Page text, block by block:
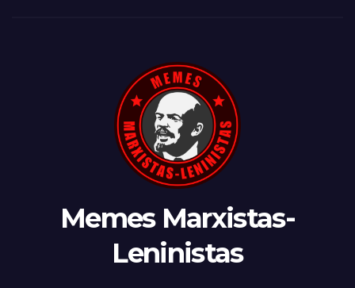
Memes Marxistas-
Leninistas